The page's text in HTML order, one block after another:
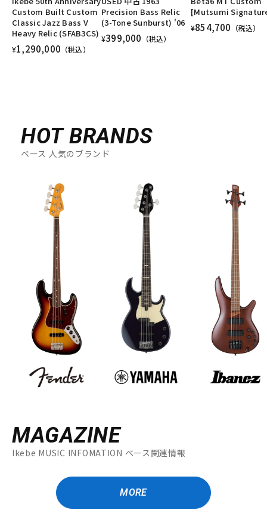
Custom Built Custom
Classic Jazz Bass V
Heavy Relic (SFAB3CS)
¥1,290,000 （税込）
Precision Bass Relic
(3-Tone Sunburst) '06
¥399,000 （税込）
[Mutsumi
¥854,700 （税込）
HOT BRANDS
ベース 人気のブランド
MAGAZINE
Ikebe MUSIC INFOMATION ベース関連情報
MORE